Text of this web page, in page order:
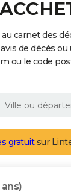
carnet des
de décès
ou le code
gratuitsur